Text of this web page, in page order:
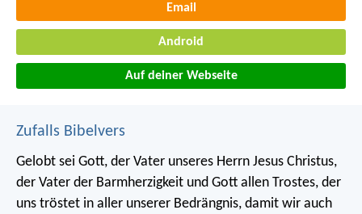
Email
Android
Auf deiner Webseite
Zufalls Bibelvers
Gelobt sei Gott, der Vater unseres Herrn Jesus Christus,
der Vater der Barmherzigkeit und Gott allen Trostes, der
uns tröstet in aller unserer Bedrängnis, damit wir auch